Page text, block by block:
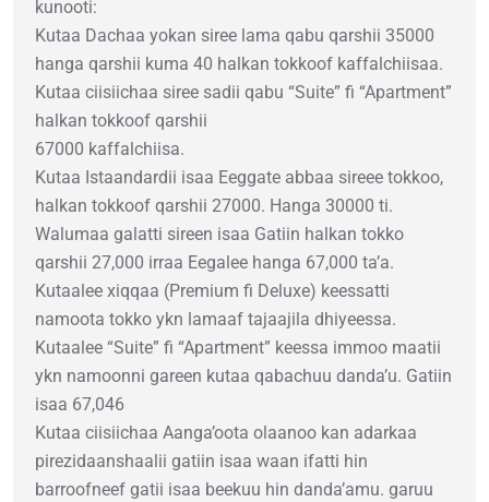
kunooti:
Kutaa Dachaa yokan siree lama qabu qarshii 35000
hanga qarshii kuma 40 halkan tokkoof kaffalchiisaa.
Kutaa ciisiichaa siree sadii qabu “Suite” fi “Apartment”
halkan tokkoof qarshii
67000 kaffalchiisa.
Kutaa Istaandardii isaa Eeggate abbaa sireee tokkoo,
halkan tokkoof qarshii 27000. Hanga 30000 ti.
Walumaa galatti sireen isaa Gatiin halkan tokko
qarshii 27,000 irraa Eegalee hanga 67,000 ta’a.
Kutaalee xiqqaa (Premium fi Deluxe) keessatti
namoota tokko ykn lamaaf tajaajila dhiyeessa.
Kutaalee “Suite” fi “Apartment” keessa immoo maatii
ykn namoonni gareen kutaa qabachuu danda’u. Gatiin
isaa 67,046
Kutaa ciisiichaa Aanga’oota olaanoo kan adarkaa
pirezidaanshaalii gatiin isaa waan ifatti hin
barroofneef gatii isaa beekuu hin danda’amu. garuu